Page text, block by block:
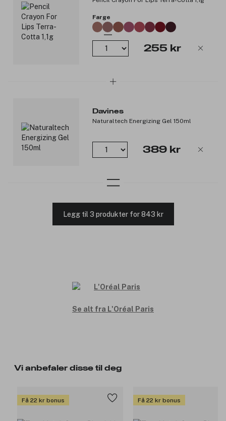
Farge
255 kr
Davines
Naturaltech Energizing Gel 150ml
389 kr
Legg til 3 produkter for 843 kr
Se alt fra L'Oréal Paris
Vi anbefaler disse til deg
Få 22 kr bonus Få 22 kr bonus